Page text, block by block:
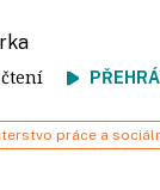
čtení
práce a